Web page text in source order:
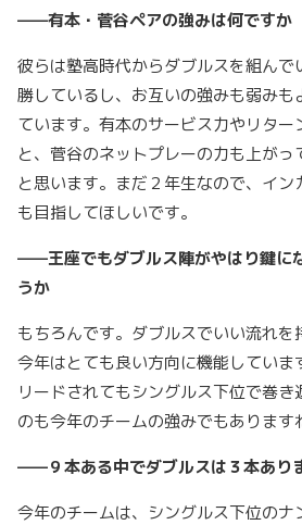
——有本・菅谷ペアの強みは何ですか
彼らは塾高時代からダブルスを組んで
勝しているし、お互いの強みも弱みも
ています。有本のサービス力やリター
と、菅谷のネットプレーの力も上が
と思います。まだ２年生なので、イ
も目指してほしいです。
——王座でもダブルス陣がやはり鍵に
うか
もちろんです。ダブルスでいい流れを
今年はとても良い方向に機能していま
リードされてもシングルス下位で巻
のも今年のチームの強みでもあります
——９本ある中でダブルスは３本あり
今年のチームは、シングルス下位のナ